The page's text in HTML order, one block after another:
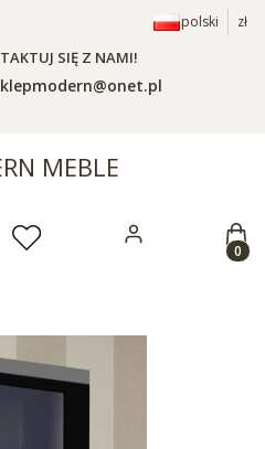
polski zł
SIĘ Z NAMI!
MEBLE